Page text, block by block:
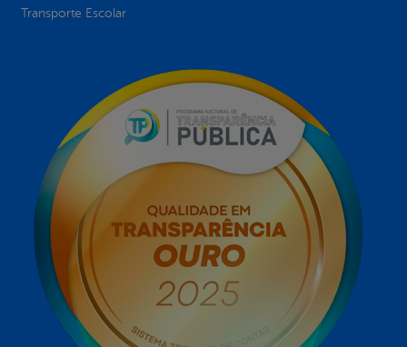
Transporte Escolar